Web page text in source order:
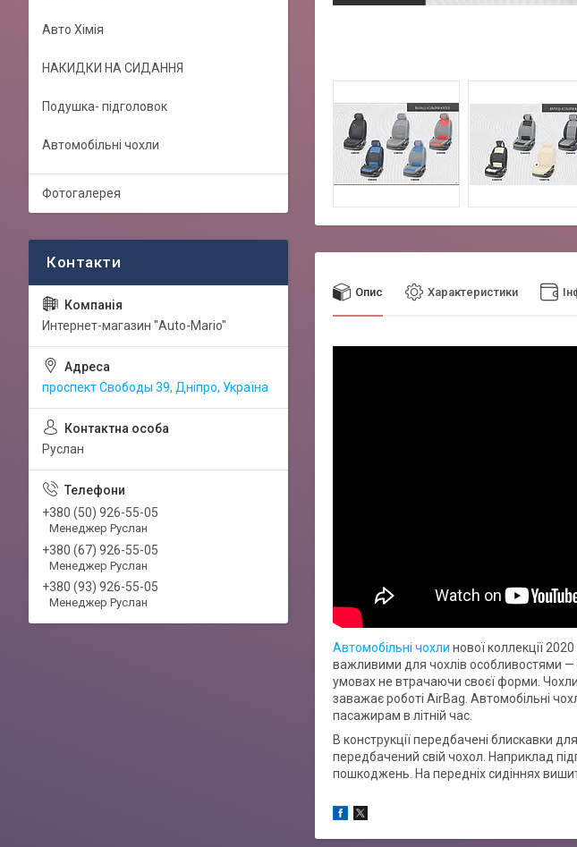
Опис Характеристики
Автомобільні чохли нової коллекції
важливими для чохлів особливостями —
умовах не втрачаючи своєї форми.
заважає роботі AirBag. Автомобільні
пасажирам в літній час.
В конструкції передбачені блискавки
передбачений свій чохол. Наприклад
пошкоджень. На передніх сидіннях
Авто Хімія
НАКИДКИ НА СИДАННЯ
Подушка- підголовок
Автомобільні чохли
Фотогалерея
Интернет-магазин "Auto-Mario"
проспект Свободы 39, Дніпро, Україна
Руслан
+380 (50) 926-55-05
Менеджер Руслан
+380 (67) 926-55-05
Менеджер Руслан
+380 (93) 926-55-05
Менеджер Руслан